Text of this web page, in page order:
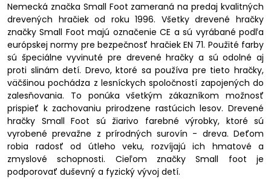
Nemecká značka Small Foot zameraná na predaj kvalitných
drevených hračiek od roku 1996. Všetky drevené hračky
značky Small Foot majú označenie CE a sú vyrábané podľa
európskej normy pre bezpečnosť hračiek EN 71. Použité farby
sú špeciálne vyvinuté pre drevené hračky a sú odolné aj
proti slinám detí. Drevo, ktoré sa používa pre tieto hračky,
väčšinou pochádza z lesníckych spoločností zapojených do
zalesňovania. To ponúka všetkým zákazníkom možnosť
prispieť k zachovaniu prirodzene rastúcich lesov. Drevené
hračky Small Foot sú žiarivo farebné výrobky, ktoré sú
vyrobené prevažne z prírodných surovín - dreva. Deťom
robia radosť od útleho veku, rozvíjajú ich hmatové a
zmyslové schopnosti. Cieľom značky Small foot je
podporovať duševný a fyzický vývoj detí.